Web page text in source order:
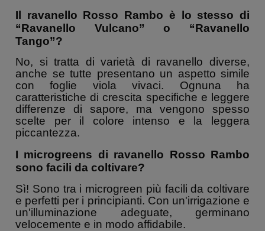
Il ravanello Rosso Rambo è lo stesso di
“Ravanello Vulcano” o “Ravanello
Tango”?
No, si tratta di varietà di ravanello diverse,
anche se tutte presentano un aspetto simile
con foglie viola vivaci. Ognuna ha
caratteristiche di crescita specifiche e leggere
differenze di sapore, ma vengono spesso
scelte per il colore intenso e la leggera
piccantezza.
I microgreens di ravanello Rosso Rambo
sono facili da coltivare?
Sì! Sono tra i microgreen più facili da coltivare
e perfetti per i principianti. Con un'irrigazione e
un'illuminazione adeguate, germinano
velocemente e in modo affidabile.